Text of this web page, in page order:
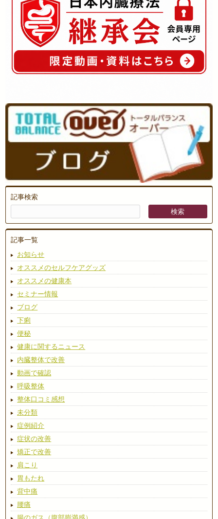
記事検索
記事一覧
お知らせ
オススメのセルフケアグッズ
オススメの健康本
セミナー情報
ブログ
下痢
便秘
健康に関するニュース
内臓整体で改善
動画で確認
呼吸整体
整体口コミ感想
未分類
症例紹介
症状の改善
矯正で改善
肩こり
胃もたれ
背中痛
腰痛
腸のガス（腹部膨満感）